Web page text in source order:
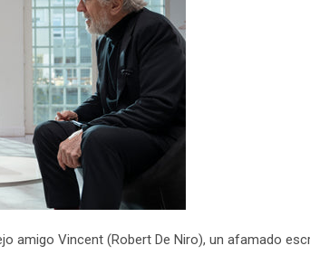
amigo Vincent (Robert De Niro), un afamado